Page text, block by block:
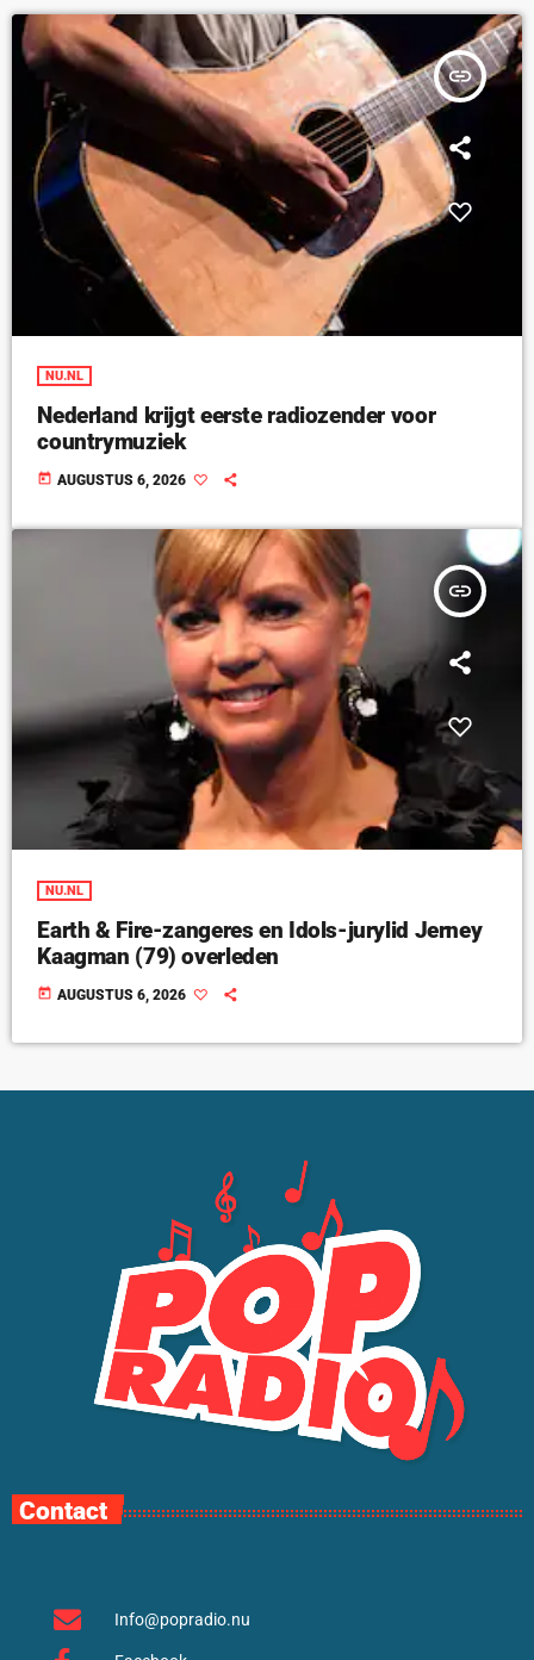
insert_link
NU.NL
Nederland krijgt eerste radiozender voor
countrymuziek
today AUGUSTUS 6, 2026
insert_link
NU.NL
Earth & Fire-zangeres en Idols-jurylid Jerney
Kaagman (79) overleden
today AUGUSTUS 6, 2026
Contact
Info@popradio.nu